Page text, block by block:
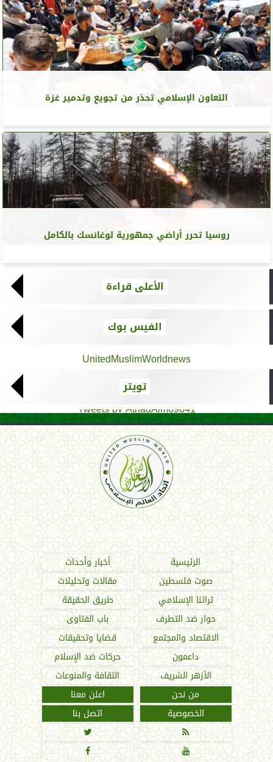
التعاون الإسلامي تحذر من تجويع وتدمير غزة
روسيا تحرر أراضي جمهورية لوغانسك بالكامل
الأعلى قراءة
الفيس بوك
UnitedMuslimWorldnews
تويتر
Tweets by AthadAlm69641
اتحاد العالم الإسلامي
الرئيسية
أخبار وأحداث
صوت فلسطين
مقالات وتحليلات
تراثنا الإسلامي
طريق الحقيقة
حوار ضد التطرف
باب الفتاوى
الاقتصاد والمجتمع
قضايا وتحقيقات
داعمون
حركات ضد الإسلام
الأزهر الشريف
الثقافة والمنوعات
من نحن
اعلن معنا
الخصوصية
اتصل بنا



